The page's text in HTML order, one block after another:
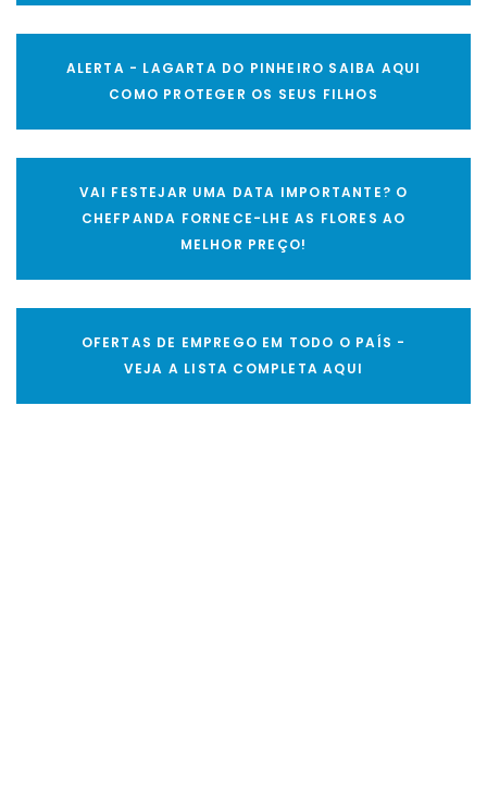
ALERTA - LAGARTA DO PINHEIRO SAIBA AQUI
COMO PROTEGER OS SEUS FILHOS
VAI FESTEJAR UMA DATA IMPORTANTE? O
CHEFPANDA FORNECE-LHE AS FLORES AO
MELHOR PREÇO!
OFERTAS DE EMPREGO EM TODO O PAÍS -
VEJA A LISTA COMPLETA AQUI